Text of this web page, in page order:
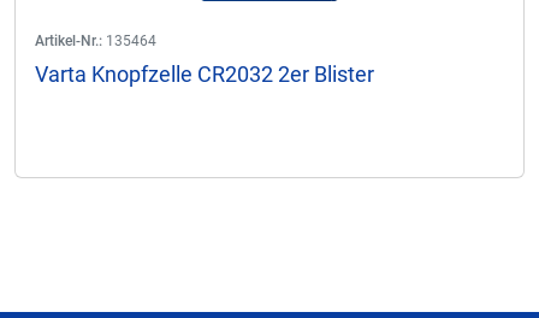
Artikel-Nr.: 135464
Varta Knopfzelle CR2032 2er Blister